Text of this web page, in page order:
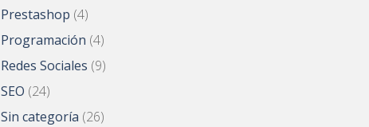
Prestashop (4)
Programación (4)
Redes Sociales (9)
SEO (24)
Sin categoría (26)